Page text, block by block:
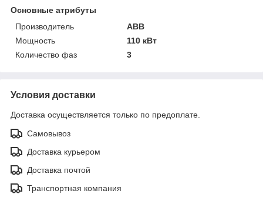
Основные атрибуты
Производитель
ABB
Мощность
110 кВт
Количество фаз
3
Условия доставки
Доставка осуществляется только по предоплате.
Самовывоз
Доставка курьером
Доставка почтой
Транспортная компания